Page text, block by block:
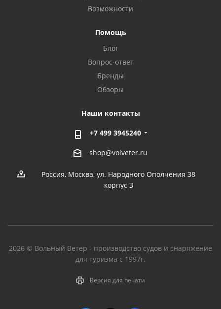
Возможности
Помощь
Блог
Вопрос-ответ
Бренды
Обзоры
Наши контакты
+7 499 3945240
shop@volveter.ru
Россия, Москва, ул. Народного Ополчения 38
корпус 3
2026 © Вольный Ветер - производство судов и снаряжение
для туризма с 1997г.
Версия для печати